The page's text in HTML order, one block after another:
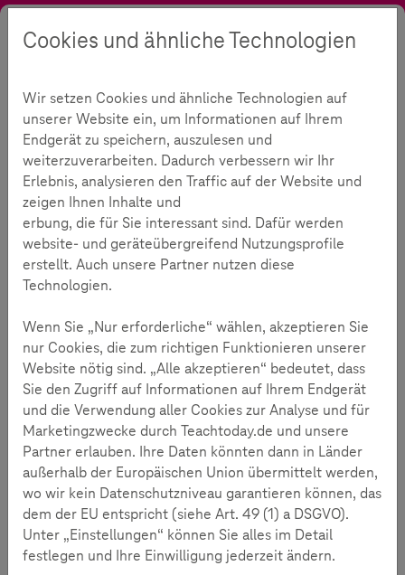
Suche Kontrast Sprache
Medienkompetenzzentrum CIA Spandau
Trickfilm-Produktion
Lesezeit:3Minuten
Landespreis: „welcome2spandau“
Computer in Action Spandau
Im Rahmen des Projektes „welcome2spandau“ fanden
zwischen April und Juli 2016 insgesamt sechs
Projektwochen statt, in denen Trickfilme mit Kindern aus
Sprachlern- und Willkommensklassen erstellt wurden.
Zustimmung erforderlich
Durch das Klicken auf "Video starten" wird das entsprechende Youtube-
Video eingeblendet. Wir möchten Sie darauf hinweisen, dass im Zuge
dessen Daten an Youtube übermittelt werden.
Soll das für alle externen Inhalte gelten, klicken Sie bitte auf "Cookies
verwalten".
Video Starten Cookies verwalten
Cookies und ähnliche Technologien
Wir setzen Cookies und ähnliche Technologien auf
unserer Website ein, um Informationen auf Ihrem
Endgerät zu speichern, auszulesen und
weiterzuverarbeiten. Dadurch verbessern wir Ihr
Erlebnis, analysieren den Traffic auf der Website und
zeigen Ihnen Inhalte und
erbung, die für Sie interessant sind. Dafür werden
website- und geräteübergreifend Nutzungsprofile
erstellt. Auch unsere Partner nutzen diese
Technologien.
Wenn Sie „Nur erforderliche“ wählen, akzeptieren Sie
nur Cookies, die zum richtigen Funktionieren unserer
Website nötig sind. „Alle akzeptieren“ bedeutet, dass
Sie den Zugriff auf Informationen auf Ihrem Endgerät
und die Verwendung aller Cookies zur Analyse und für
Marketingzwecke durch Teachtoday.de und unsere
Partner erlauben. Ihre Daten könnten dann in Länder
außerhalb der Europäischen Union übermittelt werden,
wo wir kein Datenschutzniveau garantieren können, das
dem der EU entspricht (siehe Art. 49 (1) a DSGVO).
Unter „Einstellungen“ können Sie alles im Detail
festlegen und Ihre Einwilligung jederzeit ändern.